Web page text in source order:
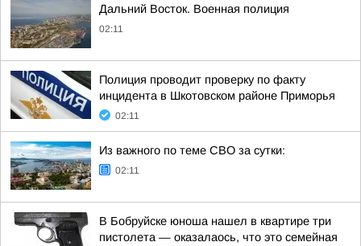
Дальний Восток. Военная полиция
02:11
Полиция проводит проверку по факту
инцидента в Шкотовском районе Приморья
02:11
Из важного по теме СВО за сутки:
02:11
В Бобруйске юноша нашел в квартире три
пистолета — оказалаось, что это семейная